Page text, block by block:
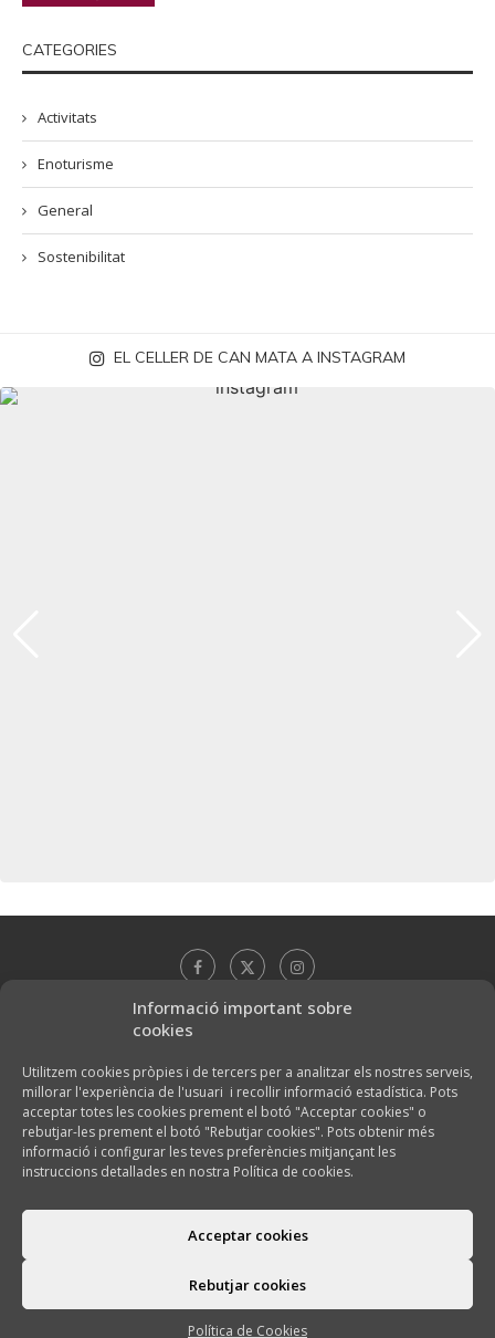
Informació important sobre
cookies
Utilitzem cookies pròpies i de tercers per a analitzar els nostres serveis,
millorar l'experiència de l'usuari i recollir informació estadística. Pots
acceptar totes les cookies prement el botó "Acceptar cookies" o
rebutjar-les prement el botó "Rebutjar cookies". Pots obtenir més
informació i configurar les teves preferències mitjançant les
instruccions detallades en nostra Política de cookies.
Acceptar cookies
Rebutjar cookies
Política de Cookies
CATEGORIES
Activitats
Enoturisme
General
Sostenibilitat
EL CELLER DE CAN MATA A INSTAGRAM
TORNA A DALT